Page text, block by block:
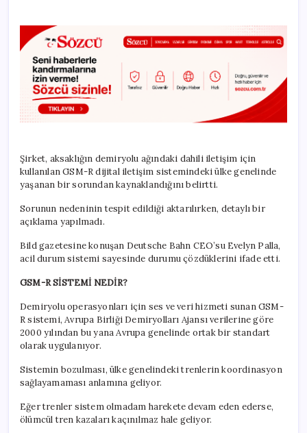
Şirket, aksaklığın demiryolu ağındaki dahili iletişim için
kullanılan GSM-R dijital iletişim sistemindeki ülke genelinde
yaşanan bir sorundan kaynaklandığını belirtti.
Sorunun nedeninin tespit edildiği aktarılırken, detaylı bir
açıklama yapılmadı.
Bild gazetesine konuşan Deutsche Bahn CEO’su Evelyn Palla,
acil durum sistemi sayesinde durumu çözdüklerini ifade etti.
GSM-R SİSTEMİ NEDİR?
Demiryolu operasyonları için ses ve veri hizmeti sunan GSM-
R sistemi, Avrupa Birliği Demiryolları Ajansı verilerine göre
2000 yılından bu yana Avrupa genelinde ortak bir standart
olarak uygulanıyor.
Sistemin bozulması, ülke genelindeki trenlerin koordinasyon
sağlayamaması anlamına geliyor.
Eğer trenler sistem olmadam harekete devam eden ederse,
ölümcül tren kazaları kaçınılmaz hale geliyor.